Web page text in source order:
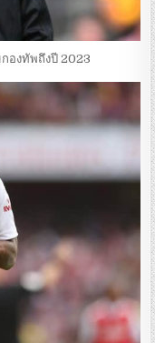
องทัพถึงปี 2023